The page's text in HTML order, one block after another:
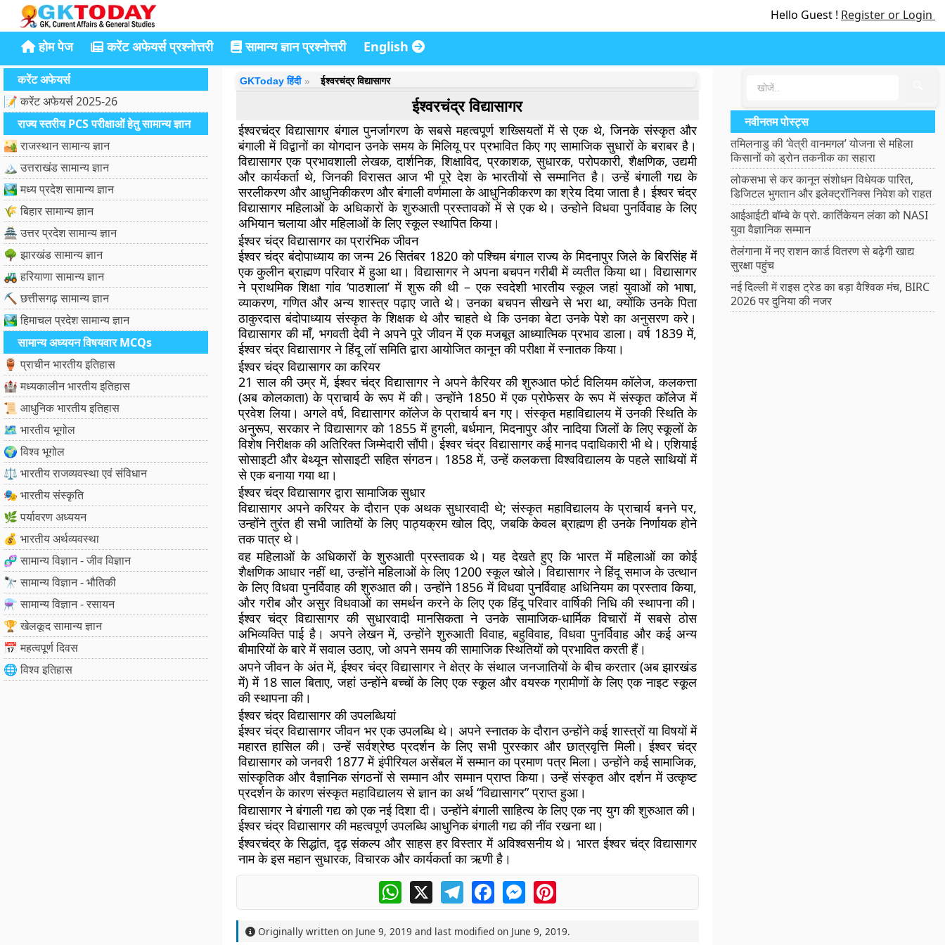
Hello Guest ! Register or Login
होम पेज करेंट अफेयर्स प्रश्नोत्तरी सामान्य ज्ञान प्रश्नोत्तरी English
करेंट अफेयर्स
📝 करेंट अफेयर्स 2025-26
राज्य स्तरीय PCS परीक्षाओं हेतु सामान्य ज्ञान
🏜️ राजस्थान सामान्य ज्ञान
🏔️ उत्तराखंड सामान्य ज्ञान
🏞️ मध्य प्रदेश सामान्य ज्ञान
🌾 बिहार सामान्य ज्ञान
🏯 उत्तर प्रदेश सामान्य ज्ञान
🌳 झारखंड सामान्य ज्ञान
🚜 हरियाणा सामान्य ज्ञान
⛏️ छत्तीसगढ़ सामान्य ज्ञान
🏞️ हिमाचल प्रदेश सामान्य ज्ञान
सामान्य अध्ययन विषयवार MCQs
🏺 प्राचीन भारतीय इतिहास
🏰 मध्यकालीन भारतीय इतिहास
📜 आधुनिक भारतीय इतिहास
🗺️ भारतीय भूगोल
🌍 विश्व भूगोल
⚖️ भारतीय राजव्यवस्था एवं संविधान
🎭 भारतीय संस्कृति
🌿 पर्यावरण अध्ययन
💰 भारतीय अर्थव्यवस्था
🧬 सामान्य विज्ञान - जीव विज्ञान
🔭 सामान्य विज्ञान - भौतिकी
⚗️ सामान्य विज्ञान - रसायन
🏆 खेलकूद सामान्य ज्ञान
📅 महत्वपूर्ण दिवस
🌐 विश्व इतिहास
GKToday हिंदी ईश्वरचंद्र विद्यासागर
ईश्वरचंद्र विद्यासागर
ईश्वरचंद्र विद्यासागर बंगाल पुनर्जागरण के सबसे महत्वपूर्ण शख्सियतों में से एक थे, जिनके संस्कृत और
बंगाली में विद्वानों का योगदान उनके समय के मिलियू पर प्रभावित किए गए सामाजिक सुधारों के बराबर है।
विद्यासागर एक प्रभावशाली लेखक, दार्शनिक, शिक्षाविद, प्रकाशक, सुधारक, परोपकारी, शैक्षणिक, उद्यमी
और कार्यकर्ता थे, जिनकी विरासत आज भी पूरे देश के भारतीयों से सम्मानित है। उन्हें बंगाली गद्य के
सरलीकरण और आधुनिकीकरण और बंगाली वर्णमाला के आधुनिकीकरण का श्रेय दिया जाता है। ईश्वर चंद्र
विद्यासागर महिलाओं के अधिकारों के शुरुआती प्रस्तावकों में से एक थे। उन्होने विधवा पुनर्विवाह के लिए
अभियान चलाया और महिलाओं के लिए स्कूल स्थापित किया।
ईश्वर चंद्र विद्यासागर का प्रारंभिक जीवन
ईश्वर चंद्र बंदोपाध्याय का जन्म 26 सितंबर 1820 को पश्चिम बंगाल राज्य के मिदनापुर जिले के बिरसिंह में
एक कुलीन ब्राह्मण परिवार में हुआ था। विद्यासागर ने अपना बचपन गरीबी में व्यतीत किया था। विद्यासागर
ने प्राथमिक शिक्षा गांव ‘पाठशाला’ में शुरू की थी – एक स्वदेशी भारतीय स्कूल जहां युवाओं को भाषा,
व्याकरण, गणित और अन्य शास्त्र पढ़ाए जाते थे। उनका बचपन सीखने से भरा था, क्योंकि उनके पिता
ठाकुरदास बंदोपाध्याय संस्कृत के शिक्षक थे और चाहते थे कि उनका बेटा उनके पेशे का अनुसरण करे।
विद्यासागर की माँ, भगवती देवी ने अपने पूरे जीवन में एक मजबूत आध्यात्मिक प्रभाव डाला। वर्ष 1839 में,
ईश्वर चंद्र विद्यासागर ने हिंदू लॉ समिति द्वारा आयोजित कानून की परीक्षा में स्नातक किया।
ईश्वर चंद्र विद्यासागर का करियर
21 साल की उम्र में, ईश्वर चंद्र विद्यासागर ने अपने कैरियर की शुरुआत फोर्ट विलियम कॉलेज, कलकत्ता
(अब कोलकाता) के प्राचार्य के रूप में की। उन्होंने 1850 में एक प्रोफेसर के रूप में संस्कृत कॉलेज में
प्रवेश लिया। अगले वर्ष, विद्यासागर कॉलेज के प्राचार्य बन गए। संस्कृत महाविद्यालय में उनकी स्थिति के
अनुरूप, सरकार ने विद्यासागर को 1855 में हुगली, बर्धमान, मिदनापुर और नादिया जिलों के लिए स्कूलों के
विशेष निरीक्षक की अतिरिक्त जिम्मेदारी सौंपी। ईश्वर चंद्र विद्यासागर कई मानद पदाधिकारी भी थे। एशियाई
सोसाइटी और बेथ्यून सोसाइटी सहित संगठन। 1858 में, उन्हें कलकत्ता विश्वविद्यालय के पहले साथियों में
से एक बनाया गया था।
ईश्वर चंद्र विद्यासागर द्वारा सामाजिक सुधार
विद्यासागर अपने करियर के दौरान एक अथक सुधारवादी थे; संस्कृत महाविद्यालय के प्राचार्य बनने पर,
उन्होंने तुरंत ही सभी जातियों के लिए पाठ्यक्रम खोल दिए, जबकि केवल ब्राह्मण ही उनके निर्णायक होने
तक पात्र थे।
वह महिलाओं के अधिकारों के शुरुआती प्रस्तावक थे। यह देखते हुए कि भारत में महिलाओं का कोई
शैक्षणिक आधार नहीं था, उन्होंने महिलाओं के लिए 1200 स्कूल खोले। विद्यासागर ने हिंदू समाज के उत्थान
के लिए विधवा पुनर्विवाह की शुरुआत की। उन्होंने 1856 में विधवा पुनर्विवाह अधिनियम का प्रस्ताव किया,
और गरीब और असुर विधवाओं का समर्थन करने के लिए एक हिंदू परिवार वार्षिकी निधि की स्थापना की।
ईश्वर चंद्र विद्यासागर की सुधारवादी मानसिकता ने उनके सामाजिक-धार्मिक विचारों में सबसे ठोस
अभिव्यक्ति पाई है। अपने लेखन में, उन्होंने शुरुआती विवाह, बहुविवाह, विधवा पुनर्विवाह और कई अन्य
बीमारियों के बारे में सवाल उठाए, जो अपने समय की सामाजिक स्थितियों को प्रभावित करती हैं।
अपने जीवन के अंत में, ईश्वर चंद्र विद्यासागर ने क्षेत्र के संथाल जनजातियों के बीच करतार (अब झारखंड
में) में 18 साल बिताए, जहां उन्होंने बच्चों के लिए एक स्कूल और वयस्क ग्रामीणों के लिए एक नाइट स्कूल
की स्थापना की।
ईश्वर चंद्र विद्यासागर की उपलब्धियां
ईश्वर चंद्र विद्यासागर जीवन भर एक उपलब्धि थे। अपने स्नातक के दौरान उन्होंने कई शास्त्रों या विषयों में
महारत हासिल की। उन्हें सर्वश्रेष्ठ प्रदर्शन के लिए सभी पुरस्कार और छात्रवृत्ति मिली। ईश्वर चंद्र
विद्यासागर को जनवरी 1877 में इंपीरियल असेंबल में सम्मान का प्रमाण पत्र मिला। उन्होंने कई सामाजिक,
सांस्कृतिक और वैज्ञानिक संगठनों से सम्मान और सम्मान प्राप्त किया। उन्हें संस्कृत और दर्शन में उत्कृष्ट
प्रदर्शन के कारण संस्कृत महाविद्यालय से ज्ञान का अर्थ “विद्यासागर” प्राप्त हुआ।
विद्यासागर ने बंगाली गद्य को एक नई दिशा दी। उन्होंने बंगाली साहित्य के लिए एक नए युग की शुरुआत की।
ईश्वर चंद्र विद्यासागर की महत्वपूर्ण उपलब्धि आधुनिक बंगाली गद्य की नींव रखना था।
ईश्वरचंद्र के सिद्धांत, दृढ़ संकल्प और साहस हर विस्तार में अविश्वसनीय थे। भारत ईश्वर चंद्र विद्यासागर
नाम के इस महान सुधारक, विचारक और कार्यकर्ता का ऋणी है।
WhatsApp
X TelegramFacebookMessengerPinterest
Originally written on June 9, 2019 and last modified on June 9, 2019.
नवीनतम पोस्ट्स
तमिलनाडु की ‘वेत्री वानमगल’ योजना से महिला
किसानों को ड्रोन तकनीक का सहारा
लोकसभा से कर कानून संशोधन विधेयक पारित,
डिजिटल भुगतान और इलेक्ट्रॉनिक्स निवेश को राहत
आईआईटी बॉम्बे के प्रो. कार्तिकेयन लंका को NASI
युवा वैज्ञानिक सम्मान
तेलंगाना में नए राशन कार्ड वितरण से बढ़ेगी खाद्य
सुरक्षा पहुंच
नई दिल्ली में राइस ट्रेड का बड़ा वैश्विक मंच, BIRC
2026 पर दुनिया की नजर